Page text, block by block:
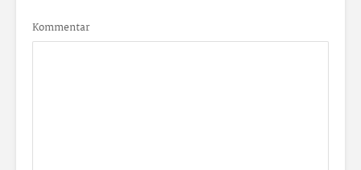
Kommentar